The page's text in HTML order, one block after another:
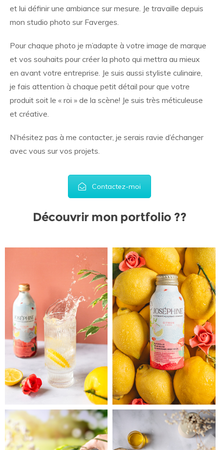
et lui définir une ambiance sur mesure. Je travaille depuis
mon studio photo sur Faverges.
Pour chaque photo je m’adapte à votre image de marque
et vos souhaits pour créer la photo qui mettra au mieux
en avant votre entreprise. Je suis aussi styliste culinaire,
je fais attention à chaque petit détail pour que votre
produit soit le « roi » de la scène! Je suis très méticuleuse
et créative.
N’hésitez pas à me contacter, je serais ravie d’échanger
avec vous sur vos projets.
Contactez-moi
Découvrir mon portfolio ??